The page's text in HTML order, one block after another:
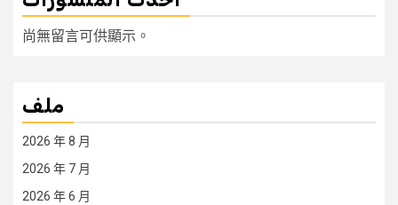
尚無留言可供顯示。
ملف
2026 年 8 月
2026 年 7 月
2026 年 6 月